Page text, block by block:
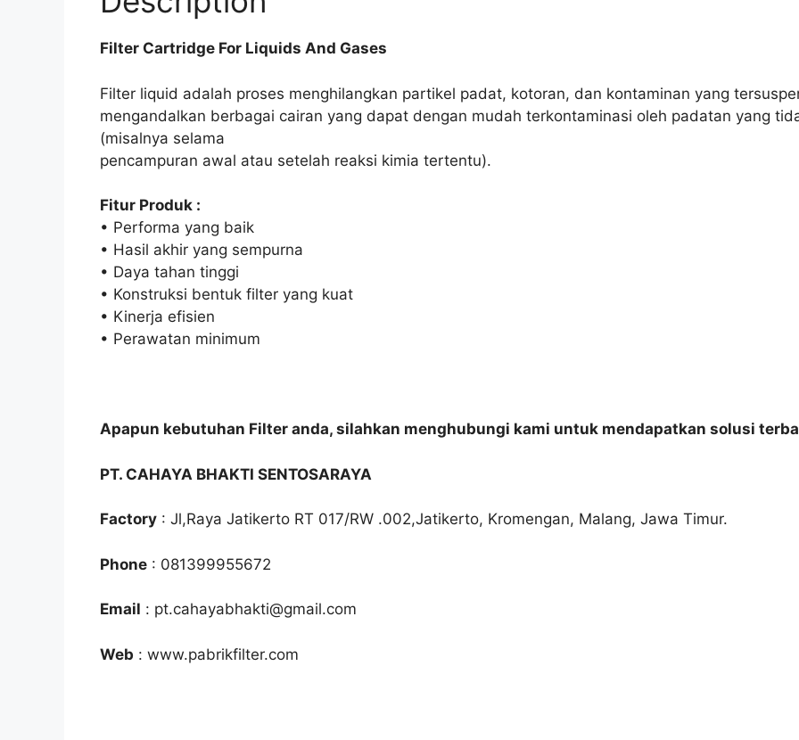
Filter Cartridge For Liquids And Gases
Filter liquid adalah proses menghilangkan partikel padat, kotoran, dan kontaminan yang
mengandalkan berbagai cairan yang dapat dengan mudah terkontaminasi oleh padatan yang
(misalnya selama
pencampuran awal atau setelah reaksi kimia tertentu).
Fitur Produk :
• Performa yang baik
• Hasil akhir yang sempurna
• Daya tahan tinggi
• Konstruksi bentuk filter yang kuat
• Kinerja efisien
• Perawatan minimum
Apapun kebutuhan Filter anda, silahkan menghubungi kami untuk mendapatkan solusi
PT. CAHAYA BHAKTI SENTOSARAYA
Factory : Jl,Raya Jatikerto RT 017/RW .002,Jatikerto, Kromengan, Malang, Jawa Timur.
Phone : 081399955672
Email : pt.cahayabhakti@gmail.com
Web : www.pabrikfilter.com